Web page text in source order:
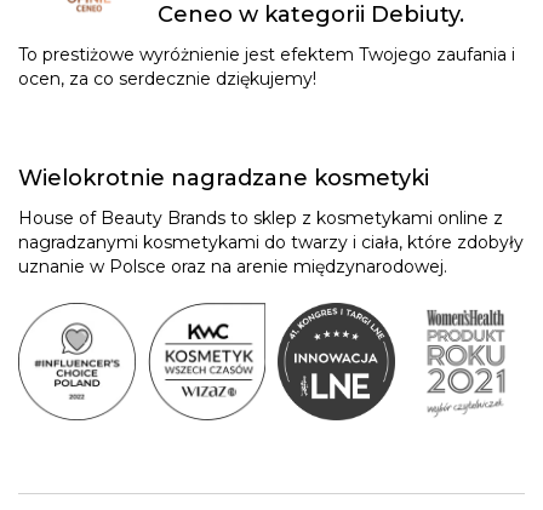
Ceneo w kategorii Debiuty.
To prestiżowe wyróżnienie jest efektem Twojego zaufania i
ocen, za co serdecznie dziękujemy!
Wielokrotnie nagradzane kosmetyki
House of Beauty Brands to sklep z kosmetykami online z
nagradzanymi kosmetykami do twarzy i ciała, które zdobyły
uznanie w Polsce oraz na arenie międzynarodowej.